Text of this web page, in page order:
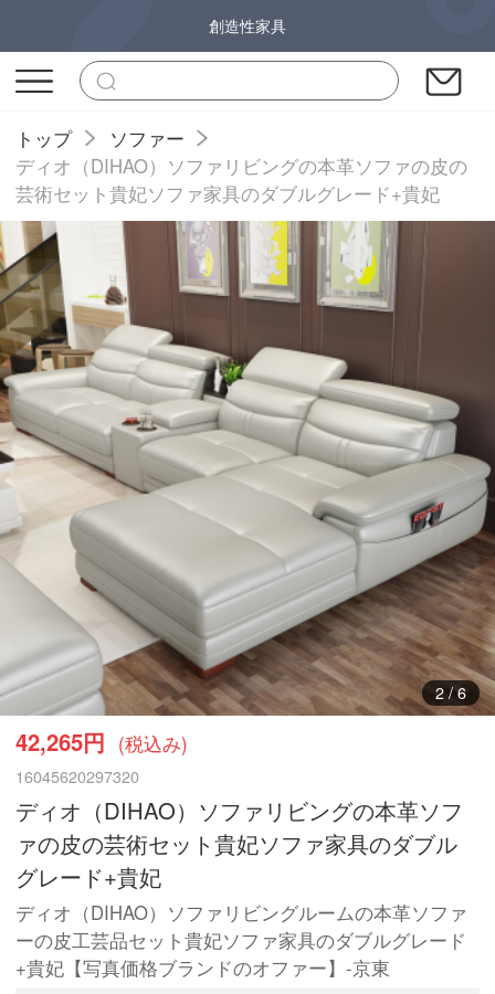
創造性家具
トップ
ソファー
ディオ（DIHAO）ソファリビングの本革ソファの皮の
芸術セット貴妃ソファ家具のダブルグレード+貴妃
3/ 6
42,265円 (税込み)
16045620297320
ディオ（DIHAO）ソファリビングの本革ソフ
ァの皮の芸術セット貴妃ソファ家具のダブル
グレード+貴妃
ディオ（DIHAO）ソファリビングルームの本革ソファ
ーの皮工芸品セット貴妃ソファ家具のダブルグレード
+貴妃【写真価格ブランドのオファー】-京東